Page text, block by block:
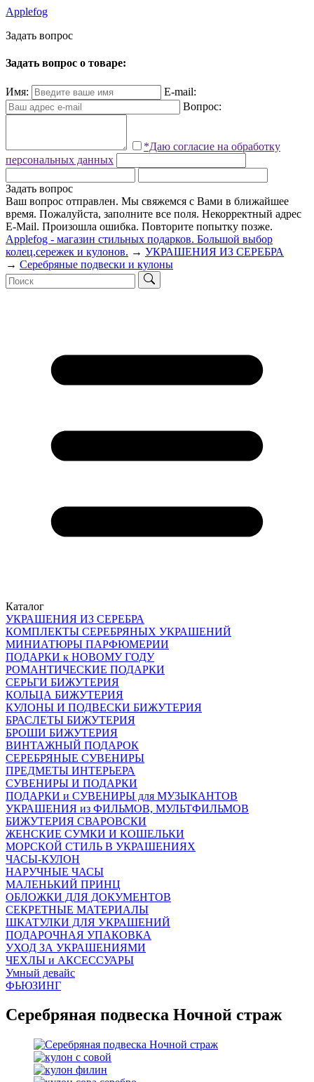
Applefog
Задать вопрос
Задать вопрос о товаре:
Имя:
E-mail:
Вопрос:
*Даю согласие на обработку
персональных данных
Задать вопрос
Ваш вопрос отправлен. Мы свяжемся с Вами в ближайшее
время. Пожалуйста, заполните все поля. Некорректный адрес
E-Mail. Произошла ошибка. Повторите попытку позже.
Applefog - магазин стильных подарков. Большой выбор
колец,сережек и кулонов. → УКРАШЕНИЯ ИЗ СЕРЕБРА
→ Серебряные подвески и кулоны
Каталог
УКРАШЕНИЯ ИЗ СЕРЕБРА
КОМПЛЕКТЫ СЕРЕБРЯНЫХ УКРАШЕНИЙ
МИНИАТЮРЫ ПАРФЮМЕРИИ
ПОДАРКИ к НОВОМУ ГОДУ
РОМАНТИЧЕСКИЕ ПОДАРКИ
СЕРЬГИ БИЖУТЕРИЯ
КОЛЬЦА БИЖУТЕРИЯ
КУЛОНЫ И ПОДВЕСКИ БИЖУТЕРИЯ
БРАСЛЕТЫ БИЖУТЕРИЯ
БРОШИ БИЖУТЕРИЯ
ВИНТАЖНЫЙ ПОДАРОК
СЕРЕБРЯНЫЕ СУВЕНИРЫ
ПРЕДМЕТЫ ИНТЕРЬЕРА
СУВЕНИРЫ И ПОДАРКИ
ПОДАРКИ и СУВЕНИРЫ для МУЗЫКАНТОВ
УКРАШЕНИЯ из ФИЛЬМОВ, МУЛЬТФИЛЬМОВ
БИЖУТЕРИЯ СВАРОВСКИ
ЖЕНСКИЕ СУМКИ И КОШЕЛЬКИ
МОРСКОЙ СТИЛЬ В УКРАШЕНИЯХ
ЧАСЫ-КУЛОН
НАРУЧНЫЕ ЧАСЫ
МАЛЕНЬКИЙ ПРИНЦ
ОБЛОЖКИ ДЛЯ ДОКУМЕНТОВ
СЕКРЕТНЫЕ МАТЕРИАЛЫ
ШКАТУЛКИ ДЛЯ УКРАШЕНИЙ
ПОДАРОЧНАЯ УПАКОВКА
УХОД ЗА УКРАШЕНИЯМИ
ЧEХЛЫ и АКСЕССУАРЫ
Умный девайс
ФЬЮЗИНГ
Серебряная подвеска Ночной страж